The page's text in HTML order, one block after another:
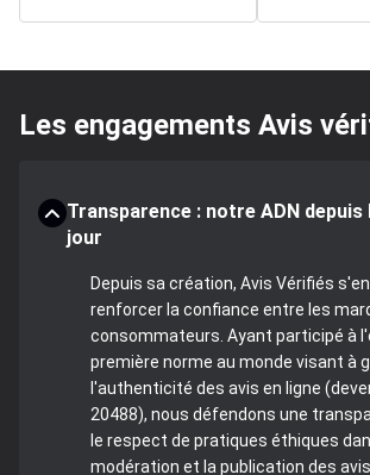
Les engagements Avis
Transparence : notre ADN depuis
jour
Depuis sa création, Avis Vérifiés
renforcer la confiance entre les
consommateurs. Ayant participé à
première norme au monde visant à
l'authenticité des avis en ligne
20488), nous défendons une
le respect de pratiques éthiques
modération et la publication des